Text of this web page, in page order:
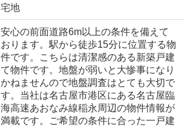
宅地
安心の前面道路6m以上の条件を備えて
おります。駅から徒歩15分に位置する物
件です。こちらは清潔感のある新築戸建
て物件です。地盤が弱いと大惨事になり
かねませんので地盤調査はとても大切で
す。当社は名古屋市港区にある名古屋臨
海高速あおなみ線稲永周辺の物件情報が
満載です。ご希望の条件に合った一戸建